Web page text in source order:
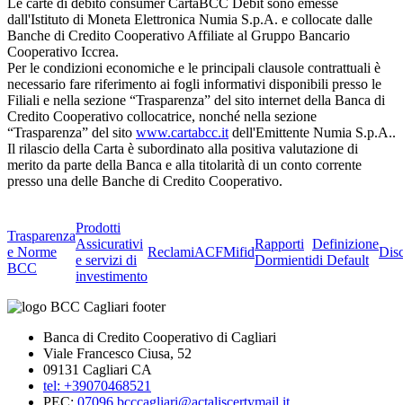
dall'Istituto di Moneta Elettronica Numia S.p.A. e collocate dalle
Banche di Credito Cooperativo Affiliate al Gruppo Bancario
Cooperativo Iccrea.
Per le condizioni economiche e le principali clausole contrattuali è
necessario fare riferimento ai fogli informativi disponibili presso le
Filiali e nella sezione “Trasparenza” del sito internet della Banca di
Credito Cooperativo collocatrice, nonché nella sezione
“Trasparenza” del sito www.cartabcc.it dell'Emittente Numia S.p.A..
Il rilascio della Carta è subordinato alla positiva valutazione di
merito da parte della Banca e alla titolarità di un conto corrente
presso una delle Banche di Credito Cooperativo.
Trasparenza
e Norme
BCC
Prodotti
Assicurativi
e servizi di
investimento
ReclamiACFMifid
Rapporti
Dormienti
Definizione
di Default
Banca di Credito Cooperativo di Cagliari
Viale Francesco Ciusa, 52
09131 Cagliari CA
tel: +39070468521
PEC: 07096.bcccagliari@actaliscertymail.it